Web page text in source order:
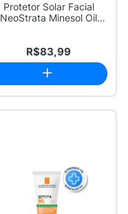
Protetor Solar Facial
NeoStrata Minesol Oil
R$83,99